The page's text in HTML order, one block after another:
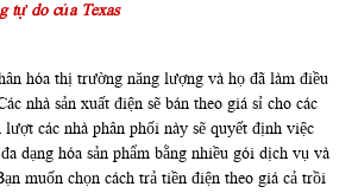
tự do của Texas
hóa thị trường năng lượng và họ đã làm điều
nhà sản xuất điện sẽ bán theo giá sỉ cho các
các nhà phân phối này sẽ quyết định việc
dạng hóa sản phẩm bằng nhiều gói dịch vụ và
muốn chọn cách trả tiền điện theo giá cả trồi